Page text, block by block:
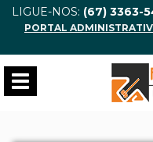
LIGUE-NOS: (67) 3363-
PORTAL
Toggle
navigation